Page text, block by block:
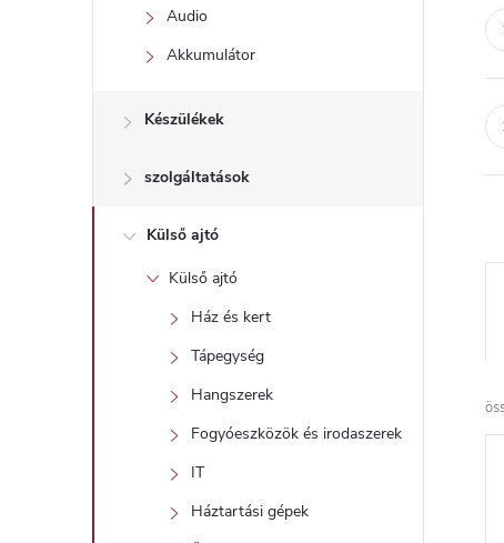
Audio
Akkumulátor
Készülékek
szolgáltatások
Külső ajtó
Külső ajtó
Ház és kert
Tápegység
Hangszerek
Fogyóeszközök és irodaszerek
IT
Háztartási gépek
e
r